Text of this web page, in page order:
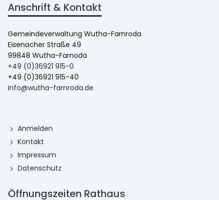
Anschrift & Kontakt
Gemeindeverwaltung Wutha-Farnroda
Eisenacher Straße 49
99848 Wutha-Farnoda
+49 (0)36921 915-0
+49 (0)36921 915-40
info@wutha-farnroda.de
Anmelden
Kontakt
Impressum
Datenschutz
Öffnungszeiten Rathaus